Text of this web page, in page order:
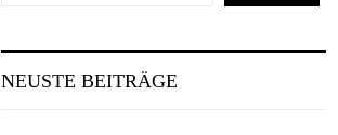
NEUSTE BEITRÄGE